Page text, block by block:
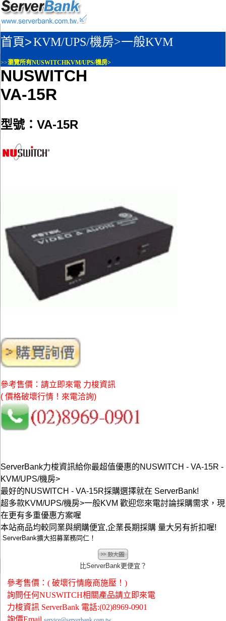
首頁>KVM/UPS/機房>一般KVM
>>瀏覽所有NUSWITCHKVM/UPS/機房>
NUSWITCH
VA-15R
型號：VA-15R
參考售價：請立即來電 力梭資訊
( 價格破壞行情！來電洽詢)
ServerBank力梭資訊給你最超值優惠的NUSWITCH - VA-15R -
KVM/UPS/機房>
最好的NUSWITCH - VA-15R採購選擇就在 ServerBank!
超多款KVM/UPS/機房>一般KVM 歡迎您來電討論採購需求，現
在更有多重優惠方案喔
本站商品均較同業與網購便宜,企業長期採購 量大另有折扣喔!
ServerBank擴大招募業務同仁！
比ServerBank更便宜？
參考售價：( 破壞行情廠商施壓！)
詢問任何NUSWITCH相關產品請立即來電
力梭資訊 ServerBank 電話:(02)8969-0901